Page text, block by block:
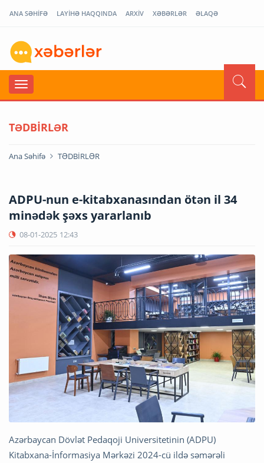
ANA SƏHİFƏ LAYİHƏ HAQQINDA ARXİV XƏBƏRLƏR ƏLAQƏ
TƏDBİRLƏR
Ana Səhifə TƏDBİRLƏR
ADPU-nun e-kitabxanasından ötən il 34
minədək şəxs yararlanıb
08-01-2025 12:43
Azərbaycan Dövlət Pedaqoji Universitetinin (ADPU)
Kitabxana-İnformasiya Mərkəzi 2024-cü ildə səmərəli